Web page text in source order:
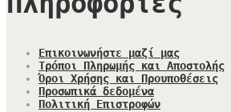
Επικοινωνήστε μαζί μας
Τρόποι Πληρωμής και Αποστολής
Όροι Χρήσης και Προυποθέσεις
Προσωπικά δεδομένα
Πολιτική Επιστροφών